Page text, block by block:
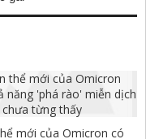
mới của Omicron có